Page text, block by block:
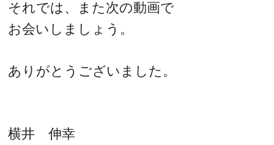
それでは、また次の動画で
お会いしましょう。
ありがとうございました。
横井 伸幸